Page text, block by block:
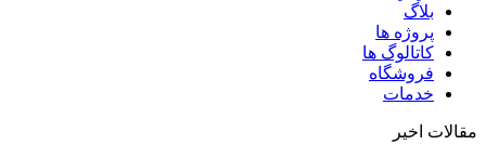
بلاگ
پروژه ها
کاتالوگ ها
فروشگاه
خدمات
مقالات اخیر